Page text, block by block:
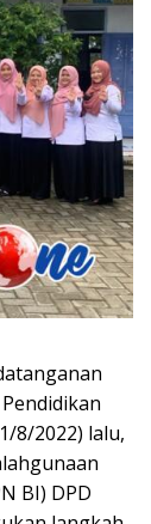
8/2022) lalu,
BI) DPD